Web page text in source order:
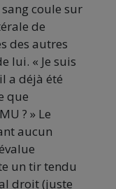
coule sur
de
des autres
lui. « Je suis
a déjà été
que
? » Le
aucun
un tir tendu
droit (juste